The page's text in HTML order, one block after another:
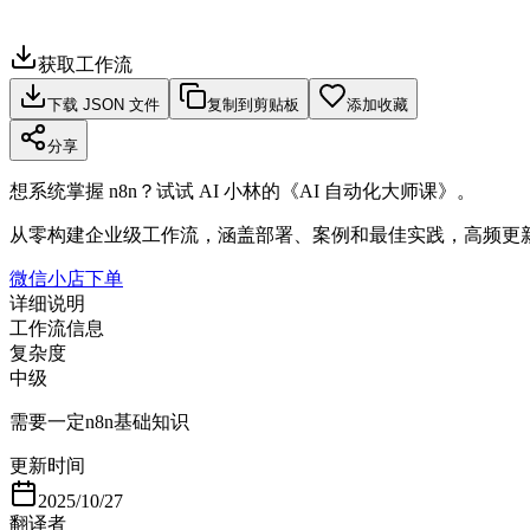
获取工作流
下载 JSON 文件 复制到剪贴板 添加收藏
分享
想系统掌握 n8n？试试 AI 小林的《AI 自动化大师课》。
从零构建企业级工作流，涵盖部署、案例和最佳实践，高频更
微信小店下单
详细说明
工作流信息
复杂度
中级
需要一定n8n基础知识
更新时间
2025/10/27
翻译者